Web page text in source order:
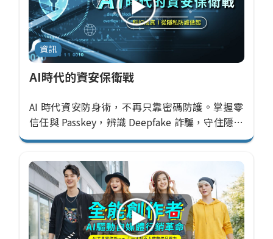
資訊
AI時代的資安保衛戰
AI 時代資安防身術，不再只靠密碼防護。掌握零
信任與 Passkey，辨識 Deepfake 詐騙，守住隱私
界線，安心駕馭科技。